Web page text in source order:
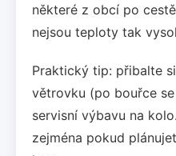
některé z obcí po
nejsou teploty tak
Praktický tip: přibalte
větrovku (po bouřce
servisní výbavu na
zejména pokud